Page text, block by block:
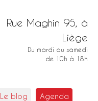
Rue Maghin 95, à
Liège
Du mardi au samedi
de 10h à 18h
Le blog Agenda